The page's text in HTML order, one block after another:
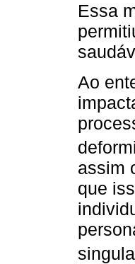
Essa
Ao
assim
que